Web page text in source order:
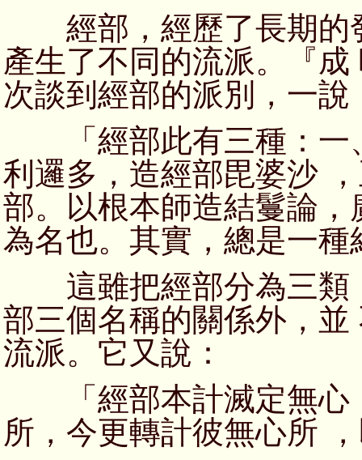
經部，經歷了長期的
產生了不同的流派。『
次談到經部的派別，一說
「經部此有三種：一
利邏多，造經部毘婆沙
部。以根本師造結鬘論
為名也。其實，總是一種
這雖把經部分為三類
部三個名稱的關係外，
流派。它又說：
「經部本計滅定無心
所，今更轉計彼無心所